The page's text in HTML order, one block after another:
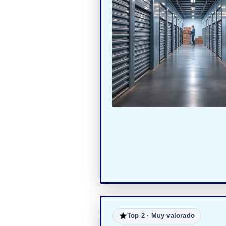
Top 2 · Muy valorado